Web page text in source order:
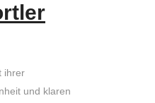
ihrer
und klaren